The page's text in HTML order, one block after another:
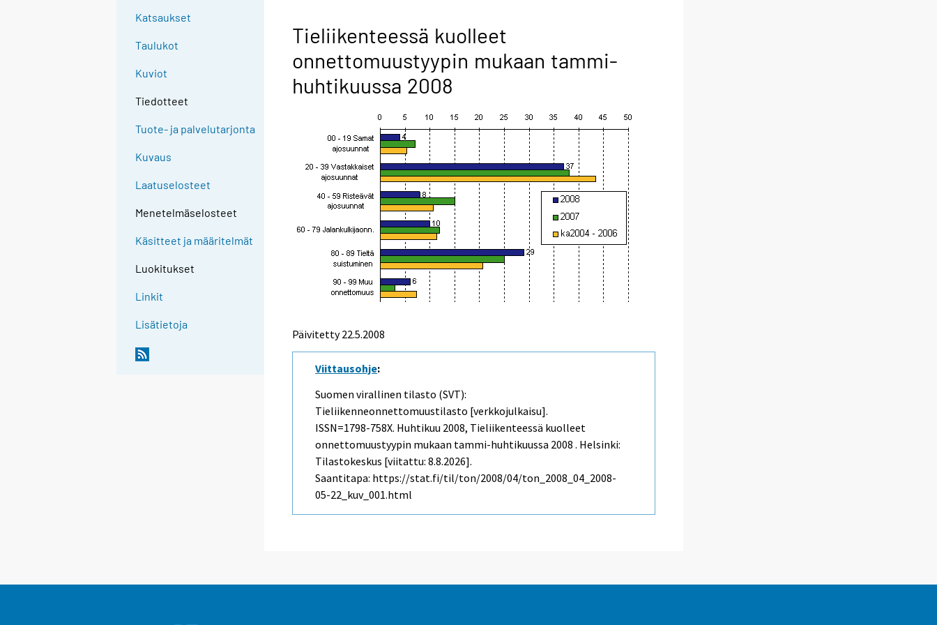
Katsaukset
Taulukot
Kuviot
Tiedotteet
Tuote- ja palvelutarjonta
Kuvaus
Laatuselosteet
Menetelmäselosteet
Käsitteet ja määritelmät
Luokitukset
Linkit
Lisätietoja
Tieliikenteessä kuolleet
onnettomuustyypin mukaan tammi-
huhtikuussa 2008
Päivitetty22.5.2008
Viittausohje:
Suomen virallinen tilasto (SVT):
Tieliikenneonnettomuustilasto [verkkojulkaisu].
ISSN=1798-758X. Huhtikuu 2008, Tieliikenteessä kuolleet
onnettomuustyypin mukaan tammi-huhtikuussa 2008 . Helsinki:
Tilastokeskus [viitattu: 8.8.2026].
Saantitapa: https://stat.fi/til/ton/2008/04/ton_2008_04_2008-
05-22_kuv_001.html